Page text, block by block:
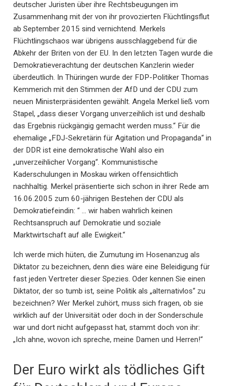
deutscher Juristen über ihre Rechtsbeugungen im
Zusammenhang mit der von ihr provozierten Flüchtlingsflut
ab September 2015 sind vernichtend. Merkels
Flüchtlingschaos war übrigens ausschlaggebend für die
Abkehr der Briten von der EU. In den letzten Tagen wurde die
Demokratieverachtung der deutschen Kanzlerin wieder
überdeutlich. In Thüringen wurde der FDP-Politiker Thomas
Kemmerich mit den Stimmen der AfD und der CDU zum
neuen Ministerpräsidenten gewählt. Angela Merkel ließ vom
Stapel, „dass dieser Vorgang unverzeihlich ist und deshalb
das Ergebnis rückgängig gemacht werden muss.“ Für die
ehemalige „FDJ-Sekretärin für Agitation und Propaganda“ in
der DDR ist eine demokratische Wahl also ein
„unverzeihlicher Vorgang“. Kommunistische
Kaderschulungen in Moskau wirken offensichtlich
nachhaltig. Merkel präsentierte sich schon in ihrer Rede am
16.06.2005 zum 60-jährigen Bestehen der CDU als
Demokratiefeindin: “ … wir haben wahrlich keinen
Rechtsanspruch auf Demokratie und soziale
Marktwirtschaft auf alle Ewigkeit.“
Ich werde mich hüten, die Zumutung im Hosenanzug als
Diktator zu bezeichnen, denn dies wäre eine Beleidigung für
fast jeden Vertreter dieser Spezies. Oder kennen Sie einen
Diktator, der so tumb ist, seine Politik als „alternativlos“ zu
bezeichnen? Wer Merkel zuhört, muss sich fragen, ob sie
wirklich auf der Universität oder doch in der Sonderschule
war und dort nicht aufgepasst hat, stammt doch von ihr:
„Ich ahne, wovon ich spreche, meine Damen und Herren!“
Der Euro wirkt als tödliches Gift